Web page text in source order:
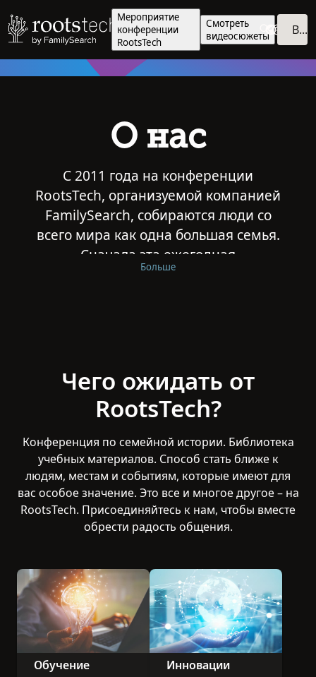
Мероприятие
конференции
RootsTech
Смотреть
видеосюжеты
Войти
О нас
С 2011 года на конференции
RootsTech, организуемой компанией
FamilySearch, собираются люди со
всего мира как одна большая семья.
Сначала эта ежегодная
конференция проводилась в Солт-
праздником объединения
поколений –– минувших, нынешних
и будущих.
Больше
Чего ожидать от
RootsTech?
Конференция по семейной истории. Библиотека
учебных материалов. Способ стать ближе к
людям, местам и событиям, которые имеют для
вас особое значение. Это все и многое другое – на
RootsTech. Присоединяйтесь к нам, чтобы вместе
обрести радость общения.
Обучение
Инновации